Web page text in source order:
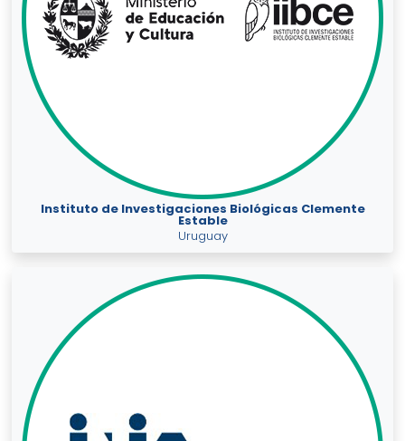
Instituto de Investigaciones Biológicas Clemente
Estable
Uruguay